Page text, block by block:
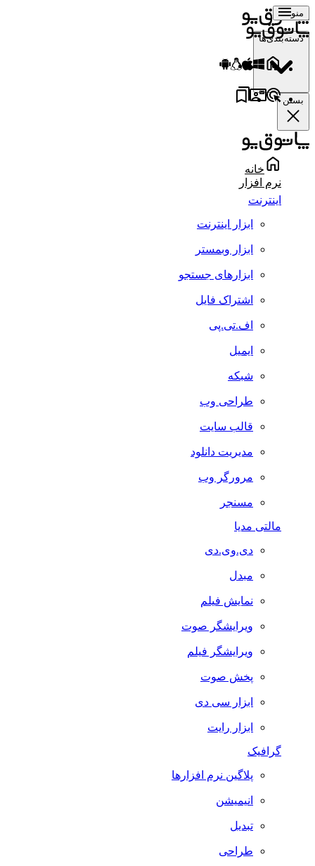
منو
دسته‌بندی‌ها
بستن
خانه
نرم افزار
اینترنت
ابزار اینترنت
ابزار وبمستر
ابزارهای جستجو
اشتراک فایل
اف.تی.پی
ایمیل
شبکه
طراحی وب
قالب سایت
مدیریت دانلود
مرورگر وب
مسنجر
مالتی مدیا
دی.وی.دی
مبدل
نمایش فیلم
ویرایشگر صوت
ویرایشگر فیلم
پخش صوت
ابزار سی دی
ابزار رایت
گرافیک
پلاگین نرم افزارها
انیمیشن
تبدیل
طراحی